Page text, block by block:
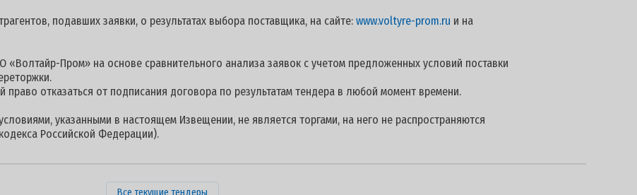
подавших заявки, о результатах выбора поставщика, на сайте: www.voltyre-prom.ru и на
Пром» на основе сравнительного анализа заявок с учетом предложенных условий поставки
отказаться от подписания договора по результатам тендера в любой момент времени.
указанными в настоящем Извещении, не является торгами, на него не распространяются
Российской Федерации).
Все текущие тендеры